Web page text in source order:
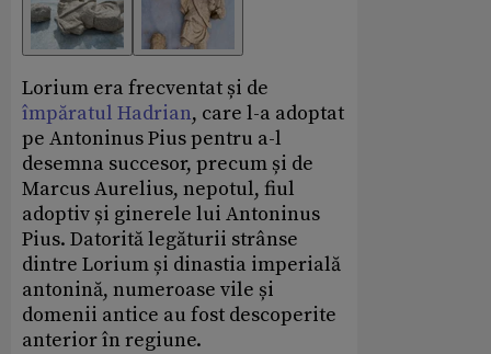
Lorium era frecventat și de
împăratul Hadrian, care l-a adoptat
pe Antoninus Pius pentru a-l
desemna succesor, precum și de
Marcus Aurelius, nepotul, fiul
adoptiv și ginerele lui Antoninus
Pius. Datorită legăturii strânse
dintre Lorium și dinastia imperială
antonină, numeroase vile și
domenii antice au fost descoperite
anterior în regiune.